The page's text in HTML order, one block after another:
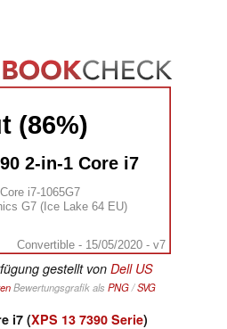
(86%)
2-in-1 Core i7
i7-1065G7
G7 (Ice Lake 64 EU)
Convertible - 15/05/2020 - v7
gestellt von Dell US
Bewertungsgrafik als PNG/SVG
i7 (XPS 13 7390 Serie)